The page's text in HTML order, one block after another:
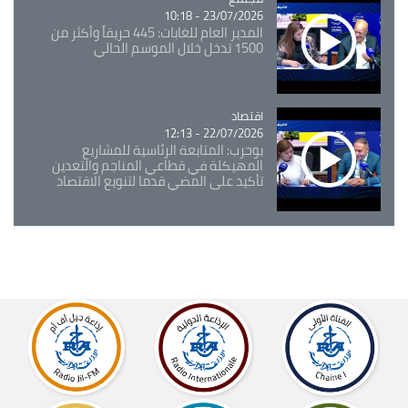
23/07/2026 - 10:18
المدير العام للغابات: 445 حريقاً وأكثر من
1500 تدخل خلال الموسم الحالي
Catégorie
اقتصاد
22/07/2026 - 12:13
بوحرب: المتابعة الرئاسية للمشاريع
المهيكلة في قطاعي المناجم والتعدين
تأكيد على المضي قدما لتنويع الاقتصاد